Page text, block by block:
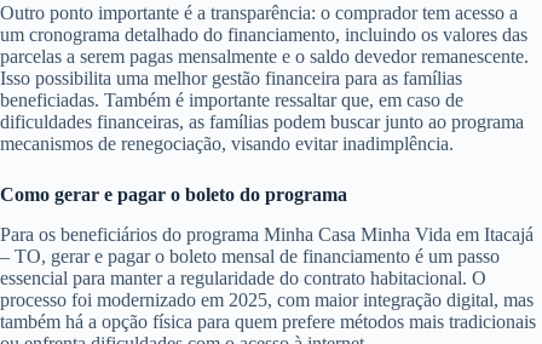
Outro ponto importante é a transparência: o comprador tem acesso a
um cronograma detalhado do financiamento, incluindo os valores das
parcelas a serem pagas mensalmente e o saldo devedor remanescente.
Isso possibilita uma melhor gestão financeira para as famílias
beneficiadas. Também é importante ressaltar que, em caso de
dificuldades financeiras, as famílias podem buscar junto ao programa
mecanismos de renegociação, visando evitar inadimplência.
Como gerar e pagar o boleto do programa
Para os beneficiários do programa Minha Casa Minha Vida em Itacajá
– TO, gerar e pagar o boleto mensal de financiamento é um passo
essencial para manter a regularidade do contrato habitacional. O
processo foi modernizado em 2025, com maior integração digital, mas
também há a opção física para quem prefere métodos mais tradicionais